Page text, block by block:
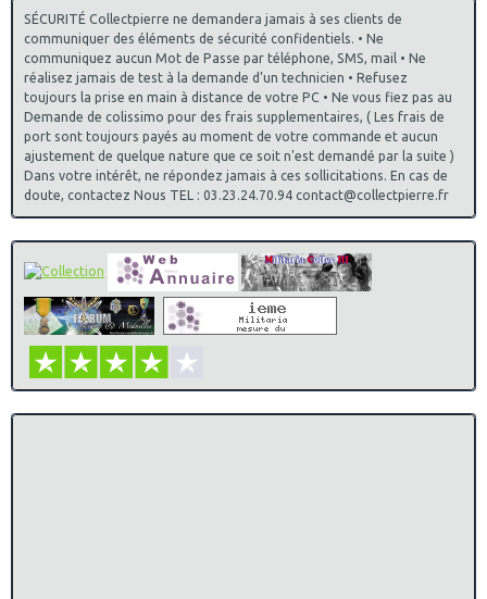
SÉCURITÉ Collectpierre ne demandera jamais à ses clients de
communiquer des éléments de sécurité confidentiels. • Ne
communiquez aucun Mot de Passe par téléphone, SMS, mail • Ne
réalisez jamais de test à la demande d’un technicien • Refusez
toujours la prise en main à distance de votre PC • Ne vous fiez pas au
Demande de colissimo pour des frais supplementaires, ( Les frais de
port sont toujours payés au moment de votre commande et aucun
ajustement de quelque nature que ce soit n'est demandé par la suite )
Dans votre intérêt, ne répondez jamais à ces sollicitations. En cas de
doute, contactez Nous TEL : 03.23.24.70.94 contact@collectpierre.fr